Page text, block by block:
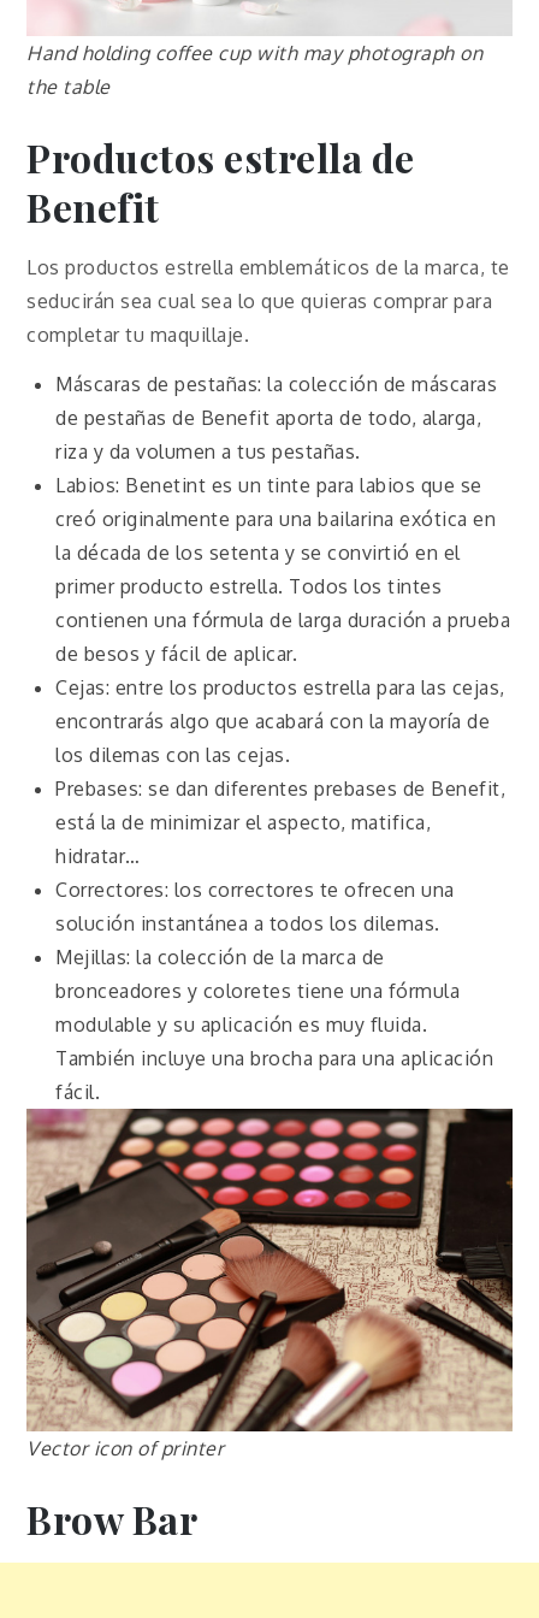
Hand holding coffee cup with may photograph on
the table
Productos estrella de
Benefit
Los productos estrella emblemáticos de la marca, te
seducirán sea cual sea lo que quieras comprar para
completar tu maquillaje.
Máscaras de pestañas: la colección de máscaras
de pestañas de Benefit aporta de todo, alarga,
riza y da volumen a tus pestañas.
Labios: Benetint es un tinte para labios que se
creó originalmente para una bailarina exótica en
la década de los setenta y se convirtió en el
primer producto estrella. Todos los tintes
contienen una fórmula de larga duración a prueba
de besos y fácil de aplicar.
Cejas: entre los productos estrella para las cejas,
encontrarás algo que acabará con la mayoría de
los dilemas con las cejas.
Prebases: se dan diferentes prebases de Benefit,
está la de minimizar el aspecto, matifica,
hidratar…
Correctores: los correctores te ofrecen una
solución instantánea a todos los dilemas.
Mejillas: la colección de la marca de
bronceadores y coloretes tiene una fórmula
modulable y su aplicación es muy fluida.
También incluye una brocha para una aplicación
fácil.
Vector icon of printer
Brow Bar